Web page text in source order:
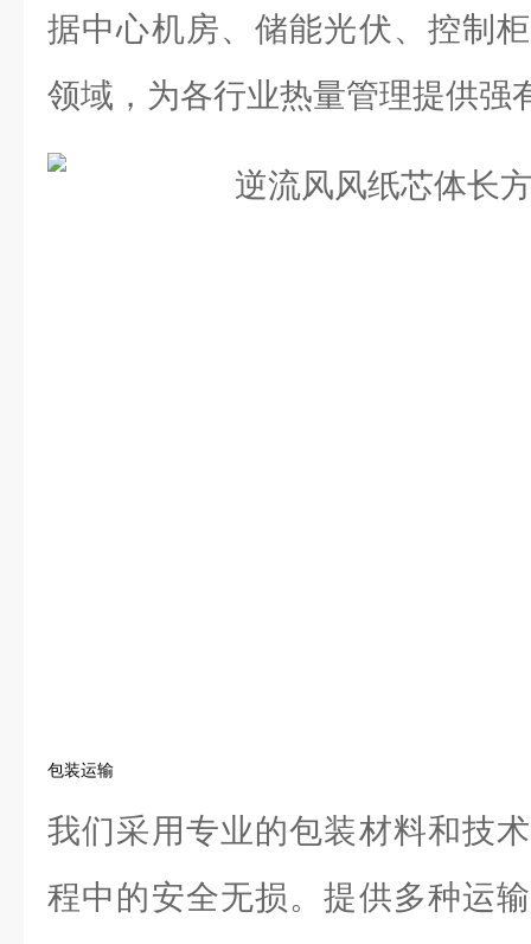
据中心机房、储能光伏、控制
领域，为各行业热量管理提供强
包装运输
我们采用专业的包装材料和技
程中的安全无损。提供多种运